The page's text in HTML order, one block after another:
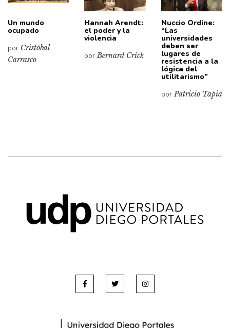
Un mundo
ocupado
por Cristóbal
Carrasco
Hannah Arendt:
el poder y la
violencia
porBernard Crick
Nuccio Ordine:
“Las
universidades
deben ser
lugares de
resistencia a la
lógica del
utilitarismo”
porPatricio Tapia